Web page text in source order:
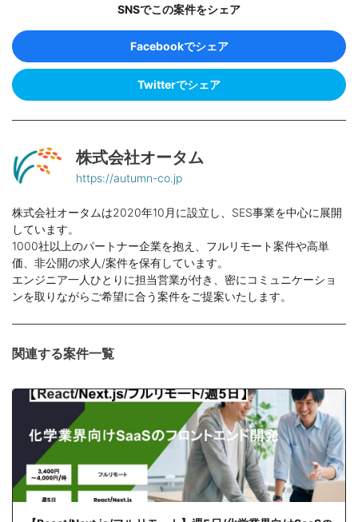
SNSでこの案件をシェア
Facebookでシェア
Twitterでシェア
株式会社オータム
https://autumn-co.jp
株式会社オータムは2020年10月に設立し、SES事業を中心に展開
しています。
1000社以上のパートナー企業を抱え、フルリモート案件や高単
価、非公開の求人/案件を保有しています。
エンジニア一人ひとりに担当営業が付き、密にコミュニケーショ
ンを取りながらご希望に合う案件をご提案いたします。
関連する案件一覧